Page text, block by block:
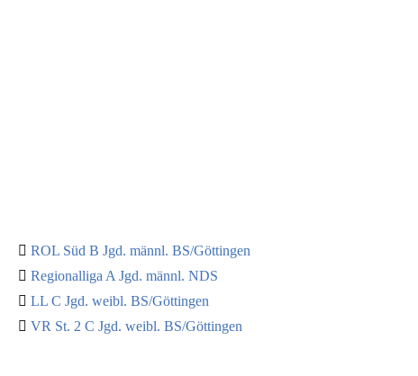
ROL Süd B Jgd. männl. BS/Göttingen
Regionalliga A Jgd. männl. NDS
LL C Jgd. weibl. BS/Göttingen
VR St. 2 C Jgd. weibl. BS/Göttingen